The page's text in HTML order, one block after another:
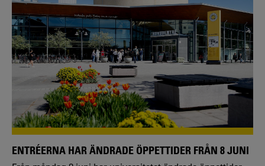
ENTRÉERNA HAR ÄNDRADE ÖPPETTIDER FRÅN 8 JUNI